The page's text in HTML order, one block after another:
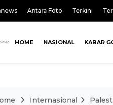
Antara Foto Terkini
HOME NASIONAL KABAR
Internasional